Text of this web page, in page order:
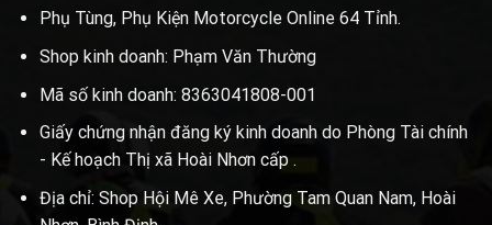
Phụ Tùng, Phụ Kiện Motorcycle Online 64 Tỉnh.
Shop kinh doanh: Phạm Văn Thường
Mã số kinh doanh: 8363041808-001
Giấy chứng nhận đăng ký kinh doanh do Phòng Tài chính
- Kế hoạch Thị xã Hoài Nhơn cấp .
Địa chỉ: Shop Hội Mê Xe, Phường Tam Quan Nam, Hoài